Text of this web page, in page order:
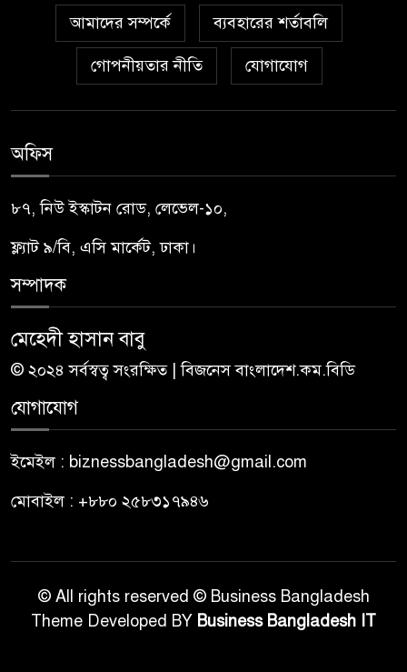
আমাদের সম্পর্কে ব্যবহারের শর্তাবলি
গোপনীয়তার নীতি যোগাযোগ
অফিস
৮৭, নিউ ইস্কাটন রোড, লেভেল-১০,
ফ্ল্যাট ৯/বি, এসি মার্কেট, ঢাকা।
সম্পাদক
মেহেদী হাসান বাবু
© ২০২৪ সর্বস্বত্ব সংরক্ষিত | বিজনেস বাংলাদেশ.কম.বিডি
যোগাযোগ
ইমেইল : biznessbangladesh@gmail.com
মোবাইল : +৮৮০ ২৫৮৩১৭৯৪৬
© All rights reserved © Business Bangladesh
Theme Developed BY Business Bangladesh IT